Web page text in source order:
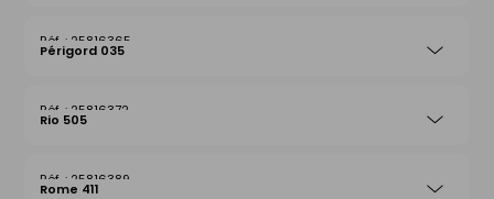
25816365
Périgord 035
25816372
Rio 505
25816389
Rome 411